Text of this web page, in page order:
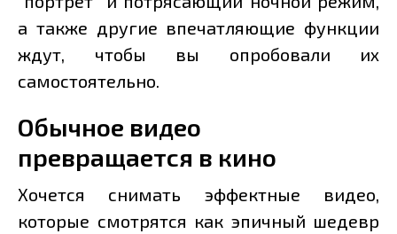
а также другие впечатляющие функции
ждут, чтобы вы опробовали их
самостоятельно.
Обычное видео
превращается в кино
Хочется снимать эффектные видео,
которые смотрятся как эпичный шедевр